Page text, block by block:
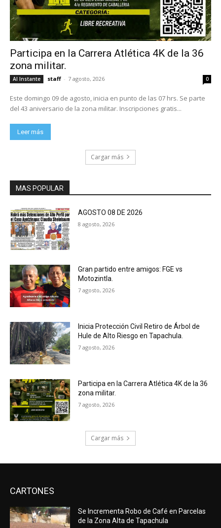
Participa en la Carrera Atlética 4K de la 36
zona militar.
Al Instante staff - 7 agosto, 2026 0
Este domingo 09 de agosto, inicia en punto de las 07 hrs. Se parte
del 43 aniversario de la zona militar. Inscripciones gratis...
Leer más
Cargar más
MAS POPULAR
AGOSTO 08 DE 2026
8 agosto, 2026
Gran partido entre amigos: FGE vs
Motozintla.
7 agosto, 2026
Inicia Protección Civil Retiro de Árbol de
Hule de Alto Riesgo en Tapachula.
7 agosto, 2026
Participa en la Carrera Atlética 4K de la 36
zona militar.
7 agosto, 2026
Cargar más
CARTONES
Se Incrementa Robo de Café en Parcelas
de la Zona Alta de Tapachula